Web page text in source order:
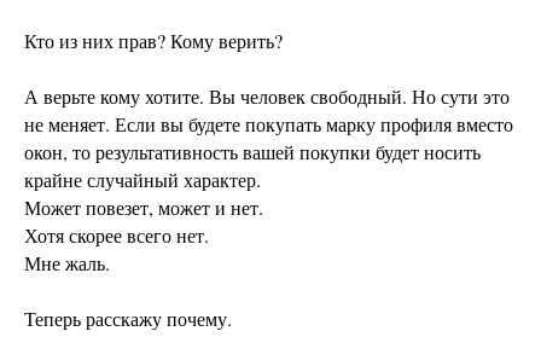
Кто из них прав? Кому верить?
А верьте кому хотите. Вы человек свободный. Но сути это
не меняет. Если вы будете покупать марку профиля вместо
окон, то результативность вашей покупки будет носить
крайне случайный характер.
Может повезет, может и нет.
Хотя скорее всего нет.
Мне жаль.
Теперь расскажу почему.